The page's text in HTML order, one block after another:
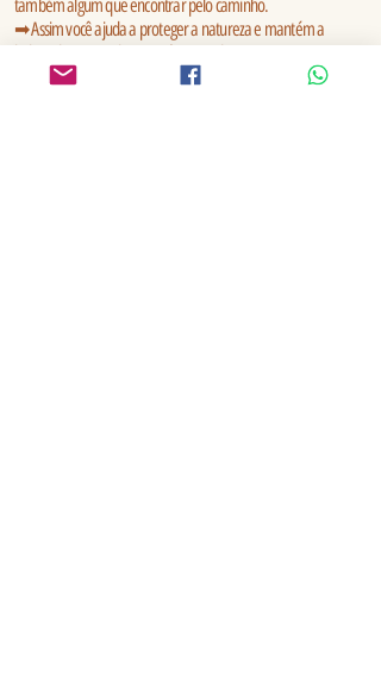
também algum que encontrar pelo caminho.
➡ Assim você ajuda a proteger a natureza e mantém a
beleza das praias do Marajó para todos.
Proteja-se do sol forte